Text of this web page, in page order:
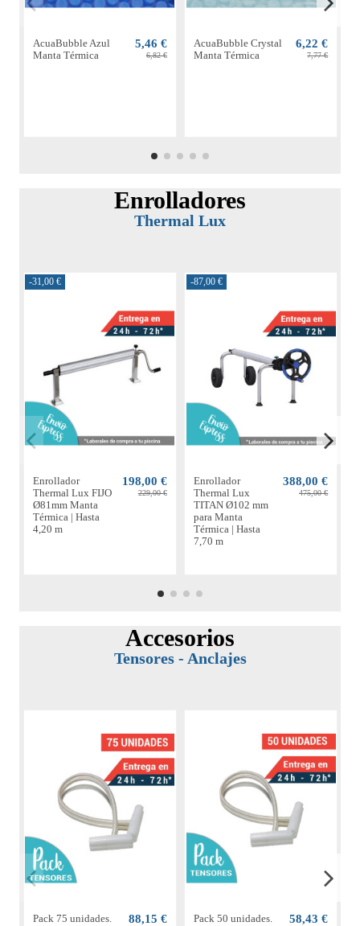
AcuaBubble Azul
Manta Térmica
5,46 €
6,82 €
AcuaBubble Crystal
Manta Térmica
6,22 €
7,77 €
Enrolladores
Thermal Lux
-31,00 €
Enrollador
Thermal Lux FIJO
Ø81mm Manta
Térmica | Hasta
4,20 m
198,00 €
229,00 €
-87,00 €
Enrollador
Thermal Lux
TITAN Ø102 mm
para Manta
Térmica | Hasta
7,70 m
388,00 €
475,00 €
Accesorios
Tensores - Anclajes
Pack 75 unidades.
88,15 €
Pack 50 unidades.
58,43 €